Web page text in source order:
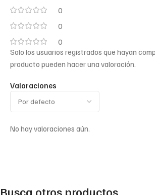
0
0
0
Valoraciones
No hay valoraciones aún.
Solo los usuarios registrados que hayan
producto pueden hacer una valoración.
Busca otros productos